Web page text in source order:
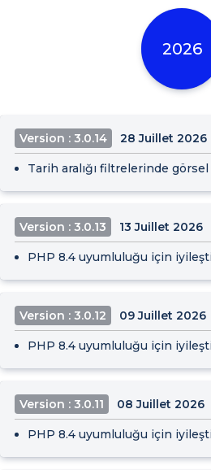
2026
Version : 3.0.14 28 Juillet 2026
Tarih aralığı filtrelerinde görsel
Version : 3.0.13 13 Juillet 2026
PHP 8.4 uyumluluğu için
Version : 3.0.12 09 Juillet 2026
PHP 8.4 uyumluluğu için
Version : 3.0.11 08 Juillet 2026
PHP 8.4 uyumluluğu için